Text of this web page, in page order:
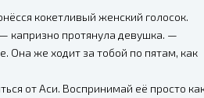
кокетливый женский голосок.
капризно протянула девушка. —
Она же ходит за тобой по пятам, как
от Аси. Воспринимай её просто